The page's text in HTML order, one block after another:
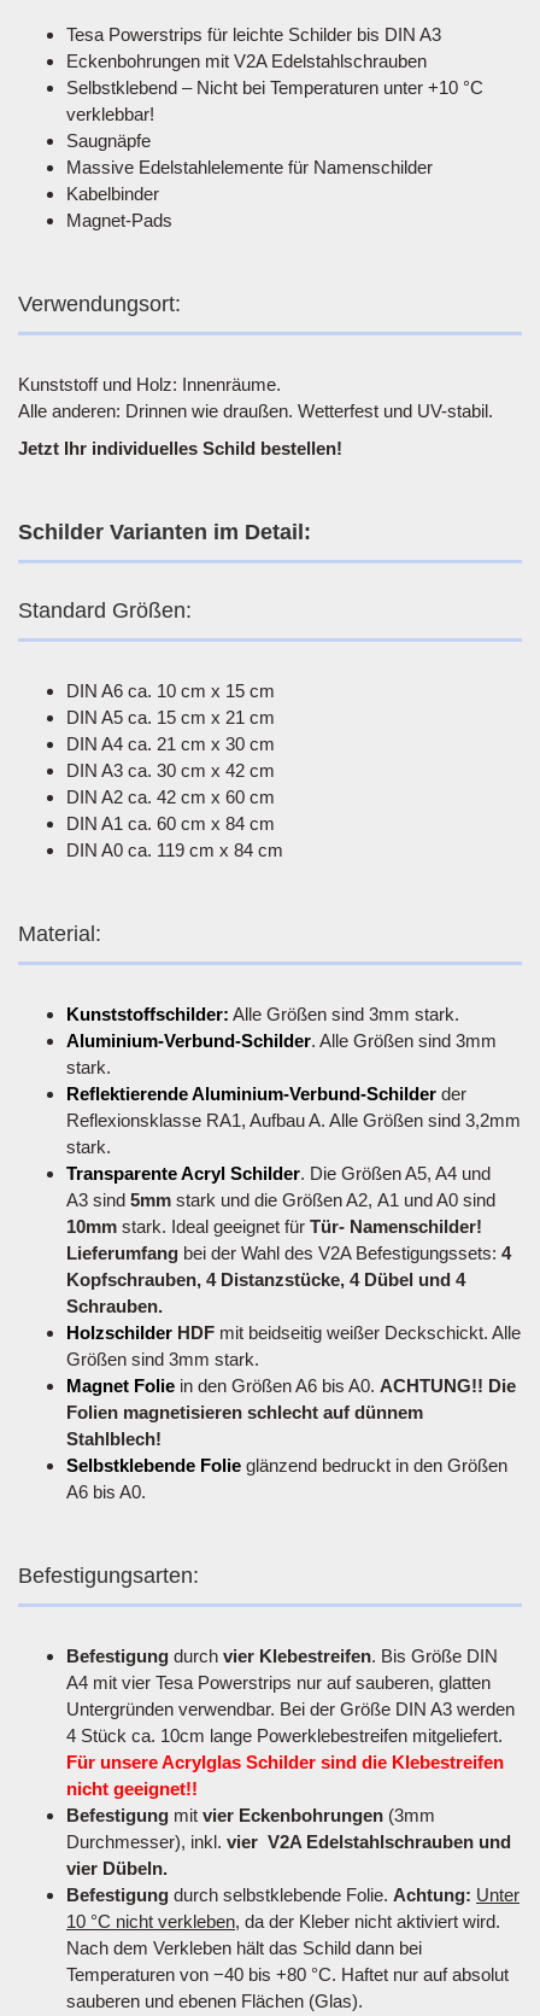
Tesa Powerstrips für leichte Schilder bis DIN A3
Eckenbohrungen mit V2A Edelstahlschrauben
Selbstklebend – Nicht bei Temperaturen unter +10 °C
verklebbar!
Saugnäpfe
Massive Edelstahlelemente für Namenschilder
Kabelbinder
Magnet-Pads
Verwendungsort:
Kunststoff und Holz: Innenräume.
Alle anderen: Drinnen wie draußen. Wetterfest und UV-stabil.
Jetzt Ihr individuelles Schild bestellen!
Schilder Varianten im Detail:
Standard Größen:
DIN A6 ca. 10 cm x 15 cm
DIN A5 ca. 15 cm x 21 cm
DIN A4 ca. 21 cm x 30 cm
DIN A3 ca. 30 cm x 42 cm
DIN A2 ca. 42 cm x 60 cm
DIN A1 ca. 60 cm x 84 cm
DIN A0 ca. 119 cm x 84 cm
Material:
Kunststoffschilder: Alle Größen sind 3mm stark.
Aluminium-Verbund-Schilder. Alle Größen sind 3mm
stark.
Reflektierende Aluminium-Verbund-Schilder der
Reflexionsklasse RA1, Aufbau A. Alle Größen sind 3,2mm
stark.
Transparente Acryl Schilder. Die Größen A5, A4 und
A3 sind 5mm stark und die Größen A2, A1 und A0 sind
10mm stark. Ideal geeignet für Tür- Namenschilder!
Lieferumfang bei der Wahl des V2A Befestigungssets: 4
Kopfschrauben, 4 Distanzstücke, 4 Dübel und 4
Schrauben.
Holzschilder HDF mit beidseitig weißer Deckschickt. Alle
Größen sind 3mm stark.
Magnet Folie in den Größen A6 bis A0. ACHTUNG!! Die
Folien magnetisieren schlecht auf dünnem
Stahlblech!
Selbstklebende Folie glänzend bedruckt in den Größen
A6 bis A0.
Befestigungsarten:
Befestigung durch vier Klebestreifen. Bis Größe DIN
A4 mit vier Tesa Powerstrips nur auf sauberen, glatten
Untergründen verwendbar. Bei der Größe DIN A3 werden
4 Stück ca. 10cm lange Powerklebestreifen mitgeliefert.
Für unsere Acrylglas Schilder sind die Klebestreifen
nicht geeignet!!
Befestigung mit vier Eckenbohrungen (3mm
Durchmesser), inkl. vier V2A Edelstahlschrauben und
vier Dübeln.
Befestigung durch selbstklebende Folie. Achtung: Unter
10 °C nicht verkleben, da der Kleber nicht aktiviert wird.
Nach dem Verkleben hält das Schild dann bei
Temperaturen von −40 bis +80 °C. Haftet nur auf absolut
sauberen und ebenen Flächen (Glas).